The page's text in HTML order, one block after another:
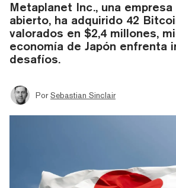
Metaplanet Inc., una
abierto, ha adquirido 42
valorados en $2,4 millones,
economía de Japón enfrenta
desafíos.
Por Sebastian Sinclair